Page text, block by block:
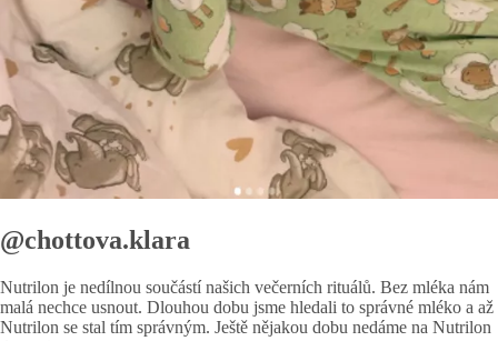
@chottova.klara
Nutrilon je nedílnou součástí našich večerních rituálů. Bez mléka nám
malá nechce usnout. Dlouhou dobu jsme hledali to správné mléko a až
Nutrilon se stal tím správným. Ještě nějakou dobu nedáme na Nutrilon